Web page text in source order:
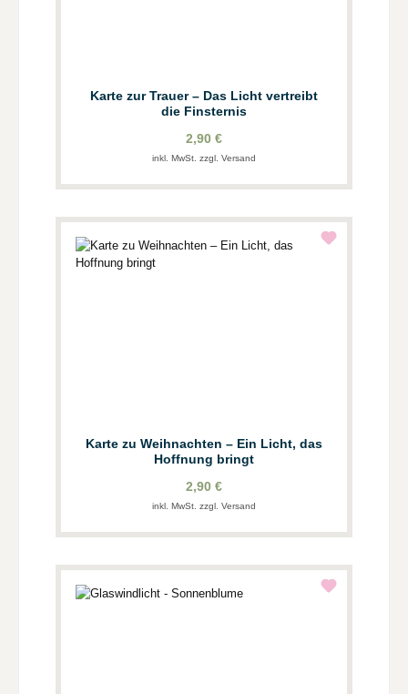
Karte zur Trauer – Das Licht vertreibt
die Finsternis
2,90 €
inkl. MwSt. zzgl. Versand
Karte zu Weihnachten – Ein Licht, das
Hoffnung bringt
2,90 €
inkl. MwSt. zzgl. Versand